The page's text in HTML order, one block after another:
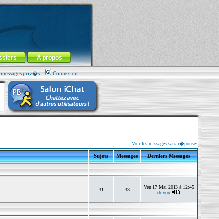
À propos
priv�s Connexion
Voir les messages sans r�ponses
Sujets Messages Derniers Messages
31 33
Ven 17 Mai 2013 à 12:45
ch-vox